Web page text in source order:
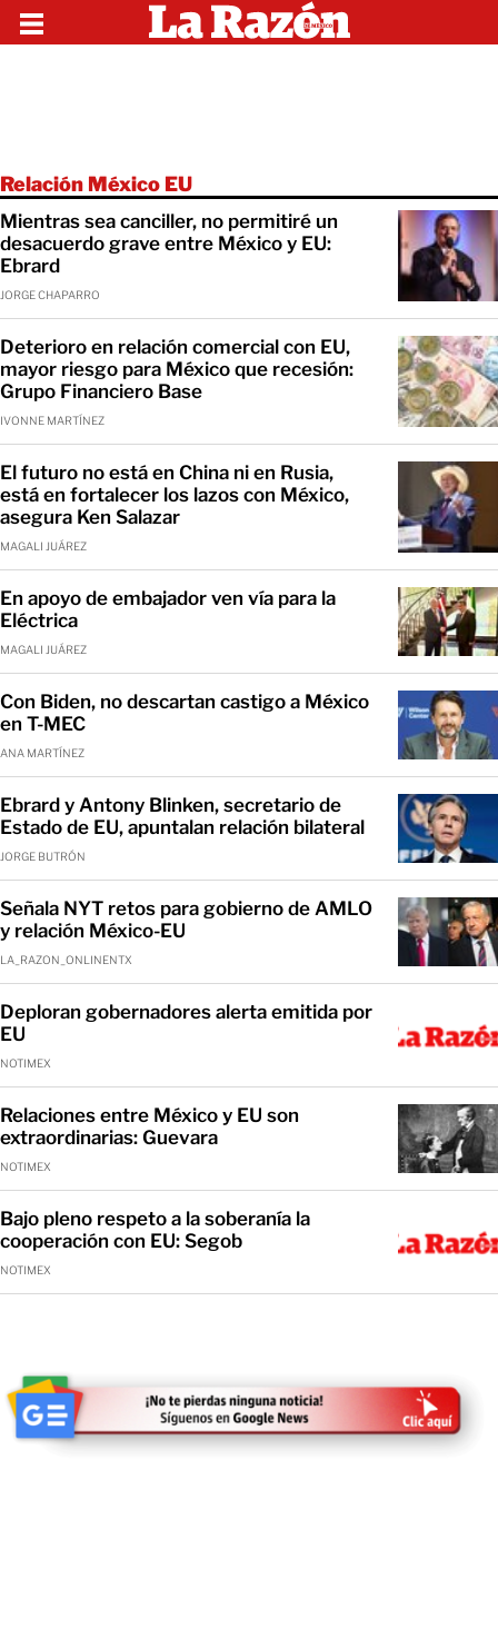
Relación México EU
Mientras sea canciller, no permitiré un
desacuerdo grave entre México y EU:
Ebrard
JORGE CHAPARRO
Deterioro en relación comercial con EU,
mayor riesgo para México que recesión:
Grupo Financiero Base
IVONNE MARTÍNEZ
El futuro no está en China ni en Rusia,
está en fortalecer los lazos con México,
asegura Ken Salazar
MAGALI JUÁREZ
En apoyo de embajador ven vía para la
Eléctrica
MAGALI JUÁREZ
Con Biden, no descartan castigo a México
en T-MEC
ANA MARTÍNEZ
Ebrard y Antony Blinken, secretario de
Estado de EU, apuntalan relación bilateral
JORGE BUTRÓN
Señala NYT retos para gobierno de AMLO
y relación México-EU
LA_RAZON_ONLINENTX
Deploran gobernadores alerta emitida por
EU
NOTIMEX
Relaciones entre México y EU son
extraordinarias: Guevara
NOTIMEX
Bajo pleno respeto a la soberanía la
cooperación con EU: Segob
NOTIMEX